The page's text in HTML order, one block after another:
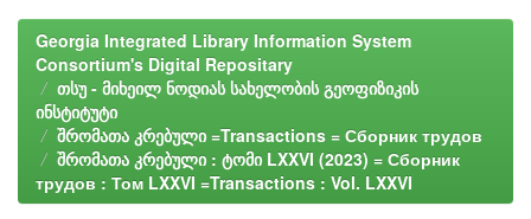
Georgia Integrated Library Information System
Consortium's Digital Repositary
თსუ - მიხეილ ნოდიას სახელობის გეოფიზიკის
ინსტიტუტი
შრომათა კრებული =Transactions = Сборник трудов
შრომათა კრებული : ტომი LXXVI (2023) = Сборник
трудов : Том LXXVI =Transactions : Vol. LXXVI